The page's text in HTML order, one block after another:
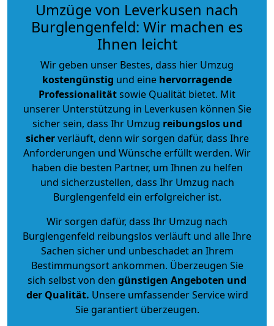
Umzüge von Leverkusen nach
Burglengenfeld: Wir machen es
Ihnen leicht
Wir geben unser Bestes, dass hier Umzug
kostengünstig und eine hervorragende
Professionalitätsowie Qualität bietet. Mit
unserer Unterstützung in Leverkusen können Sie
sicher sein, dass Ihr Umzug reibungslos und
sicherverläuft, denn wir sorgen dafür, dass Ihre
Anforderungen und Wünsche erfüllt werden. Wir
haben die besten Partner, um Ihnen zu helfen
und sicherzustellen, dass Ihr Umzug nach
Burglengenfeld ein erfolgreicher ist.
Wir sorgen dafür, dass Ihr Umzug nach
Burglengenfeld reibungslos verläuft und alle Ihre
Sachen sicher und unbeschadet an Ihrem
Bestimmungsort ankommen. Überzeugen Sie
sich selbst von den günstigen Angeboten und
der Qualität. Unsere umfassender Service wird
Sie garantiert überzeugen.